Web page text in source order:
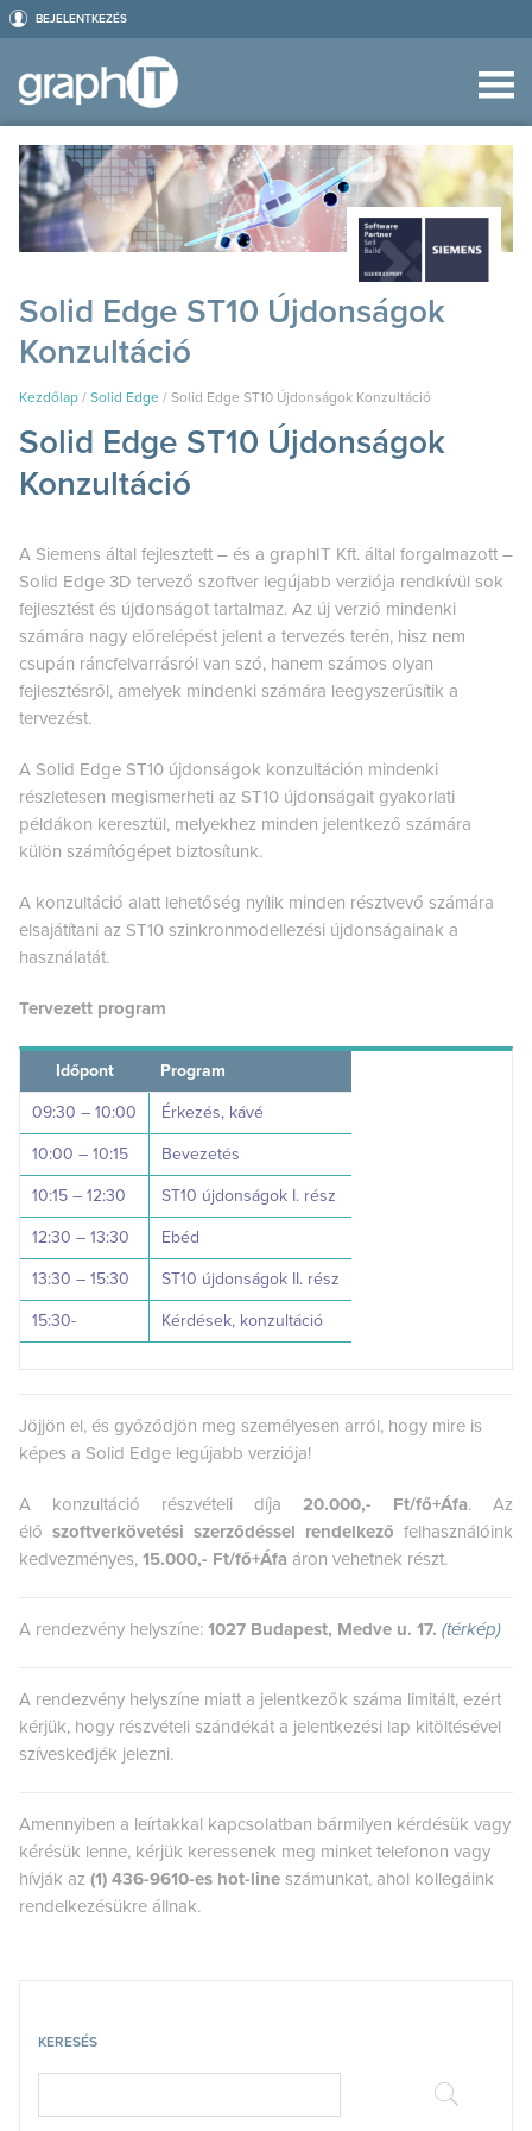
BEJELENTKEZÉS
Solid Edge ST10 Újdonságok
Konzultáció
Kezdőlap / Solid Edge / Solid Edge ST10 Újdonságok Konzultáció
KERESÉS
Solid Edge ST10 Újdonságok
Konzultáció
A Siemens által fejlesztett – és a graphIT Kft. által forgalmazott –
Solid Edge 3D tervező szoftver legújabb verziója rendkívül sok
fejlesztést és újdonságot tartalmaz. Az új verzió mindenki
számára nagy előrelépést jelent a tervezés terén, hisz nem
csupán ráncfelvarrásról van szó, hanem számos olyan
fejlesztésről, amelyek mindenki számára leegyszerűsítik a
tervezést.
A Solid Edge ST10 újdonságok konzultáción mindenki
részletesen megismerheti az ST10 újdonságait gyakorlati
példákon keresztül, melyekhez minden jelentkező számára
külön számítógépet biztosítunk.
A konzultáció alatt lehetőség nyílik minden résztvevő számára
elsajátítani az ST10 szinkronmodellezési újdonságainak a
használatát.
Tervezett program
Időpont Program
09:30 – 10:00 Érkezés, kávé
10:00 – 10:15 Bevezetés
10:15 – 12:30 ST10 újdonságok I. rész
12:30 – 13:30 Ebéd
13:30 – 15:30 ST10 újdonságok II. rész
15:30- Kérdések, konzultáció
Jöjjön el, és győződjön meg személyesen arról, hogy mire is
képes a Solid Edge legújabb verziója!
A konzultáció részvételi díja 20.000,- Ft/fő+Áfa. Az
élő szoftverkövetési szerződéssel rendelkező felhasználóink
kedvezményes, 15.000,- Ft/fő+Áfa áron vehetnek részt.
A rendezvény helyszíne: 1027 Budapest, Medve u. 17. (térkép)
A rendezvény helyszíne miatt a jelentkezők száma limitált, ezért
kérjük, hogy részvételi szándékát a jelentkezési lap kitöltésével
szíveskedjék jelezni.
Amennyiben a leírtakkal kapcsolatban bármilyen kérdésük vagy
kérésük lenne, kérjük keressenek meg minket telefonon vagy
hívják az (1) 436-9610-es hot-line számunkat, ahol kollegáink
rendelkezésükre állnak.